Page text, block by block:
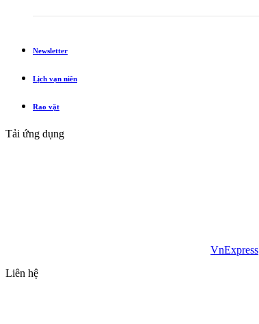
Newsletter
Lịch vạn niên
Rao vặt
Tải ứng dụng
VnExpress
Liên hệ